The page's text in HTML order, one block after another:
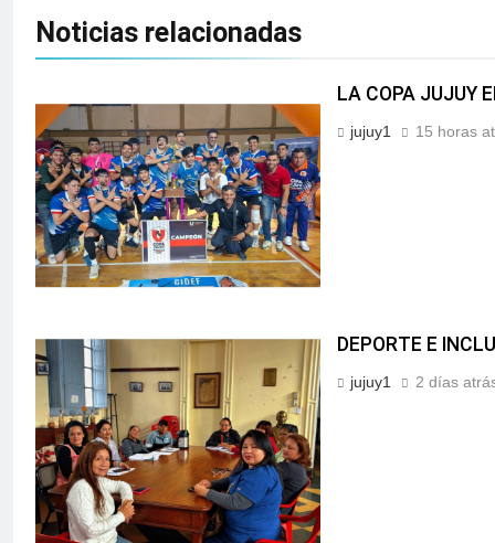
Noticias relacionadas
LA COPA JUJUY
jujuy1 15 horas
DEPORTE E
jujuy1 2 días